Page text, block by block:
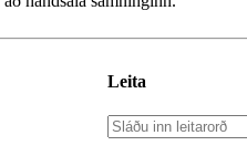
Leita